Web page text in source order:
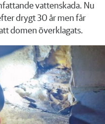
vattenskada. Nu
drygt 30 år men får
domen överklagats.